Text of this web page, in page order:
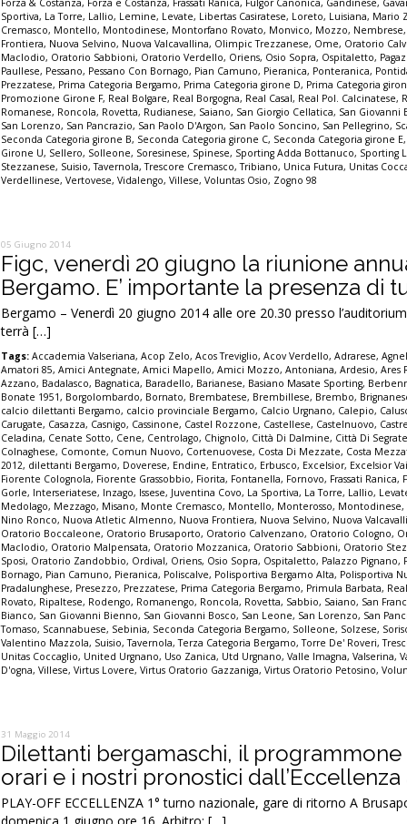
Forza & Costanza, Forza e Costanza, Frassati Ranica, Fulgor Canonica, Gandinese,
Sportiva, La Torre, Lallio, Lemine, Levate, Libertas Casiratese, Loreto, Luisiana, Mario
Cremasco, Montello, Montodinese, Montorfano Rovato, Monvico, Mozzo, Nembrese,
Frontiera, Nuova Selvino, Nuova Valcavallina, Olimpic Trezzanese, Ome, Oratorio
Maclodio, Oratorio Sabbioni, Oratorio Verdello, Oriens, Osio Sopra, Ospitaletto,
Paullese, Pessano, Pessano Con Bornago, Pian Camuno, Pieranica, Ponteranica,
Prezzatese, Prima Categoria Bergamo, Prima Categoria girone D, Prima Categoria
Promozione Girone F, Real Bolgare, Real Borgogna, Real Casal, Real Pol. Calcinatese,
Romanese, Roncola, Rovetta, Rudianese, Saiano, San Giorgio Cellatica, San Giovanni
San Lorenzo, San Pancrazio, San Paolo D'Argon, San Paolo Soncino, San Pellegrino,
Seconda Categoria girone B, Seconda Categoria girone C, Seconda Categoria girone E,
Girone U, Sellero, Solleone, Soresinese, Spinese, Sporting Adda Bottanuco, Sporting
Stezzanese, Suisio,Tavernola,Trescore Cremasco,Tribiano, Unica Futura, Unitas
Verdellinese,Vertovese,Vidalengo,Villese,Voluntas Osio, Zogno 98
05 Giugno 2014
Figc, venerdì 20 giugno la riunione
Bergamo. E’ importante la presenza di
Bergamo – Venerdì 20 giugno 2014 alle ore 20.30 presso
terrà […]
Tags: Accademia Valseriana,Acop Zelo,Acos Treviglio,Acov Verdello,Adrarese,
Amatori 85,Amici Antegnate,Amici Mapello,Amici Mozzo,Antoniana,Ardesio,Ares
Azzano, Badalasco, Bagnatica, Baradello, Barianese, Basiano Masate Sporting,
Bonate 1951, Borgolombardo, Bornato, Brembatese, Brembillese, Brembo,
calcio dilettanti Bergamo, calcio provinciale Bergamo, Calcio Urgnano, Calepio,
Carugate, Casazza, Casnigo, Cassinone, Castel Rozzone, Castellese, Castelnuovo,
Celadina, Cenate Sotto, Cene, Centrolago, Chignolo, Città Di Dalmine, Città Di
Colnaghese, Comonte, Comun Nuovo, Cortenuovese, Costa Di Mezzate, Costa
2012, dilettanti Bergamo, Doverese, Endine, Entratico, Erbusco, Excelsior, Excelsior
Fiorente Colognola, Fiorente Grassobbio, Fiorita, Fontanella, Fornovo, Frassati Ranica,
Gorle, Interseriatese, Inzago, Issese, Juventina Covo, La Sportiva, La Torre, Lallio,
Medolago, Mezzago, Misano, Monte Cremasco, Montello, Monterosso, Montodinese,
Nino Ronco, Nuova Atletic Almenno, Nuova Frontiera, Nuova Selvino, Nuova
Oratorio Boccaleone, Oratorio Brusaporto, Oratorio Calvenzano, Oratorio Cologno,
Maclodio, Oratorio Malpensata, Oratorio Mozzanica, Oratorio Sabbioni, Oratorio
Sposi, Oratorio Zandobbio, Ordival, Oriens, Osio Sopra, Ospitaletto, Palazzo Pignano,
Bornago, Pian Camuno, Pieranica, Poliscalve, Polisportiva Bergamo Alta, Polisportiva
Pradalunghese, Presezzo, Prezzatese, Prima Categoria Bergamo, Primula Barbata,
Rovato, Ripaltese, Rodengo, Romanengo, Roncola, Rovetta, Sabbio, Saiano, San
Bianco, San Giovanni Bienno, San Giovanni Bosco, San Leone, San Lorenzo, San
Tomaso, Scannabuese, Sebinia, Seconda Categoria Bergamo, Solleone, Solzese,
Valentino Mazzola, Suisio,Tavernola,Terza Categoria Bergamo,Torre De' Roveri,
Unitas Coccaglio, United Urgnano, Uso Zanica, Utd Urgnano,Valle Imagna,Valserina,
D'ogna,Villese,Virtus Lovere,Virtus Oratorio Gazzaniga,Virtus Oratorio Petosino,
31 Maggio 2014
Dilettanti bergamaschi, il
orari e i nostri pronostici dall’Eccellenza
PLAY-OFF ECCELLENZA 1° turno nazionale, gare di ritorno A